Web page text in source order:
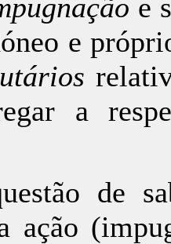
e
e
a
de
ação